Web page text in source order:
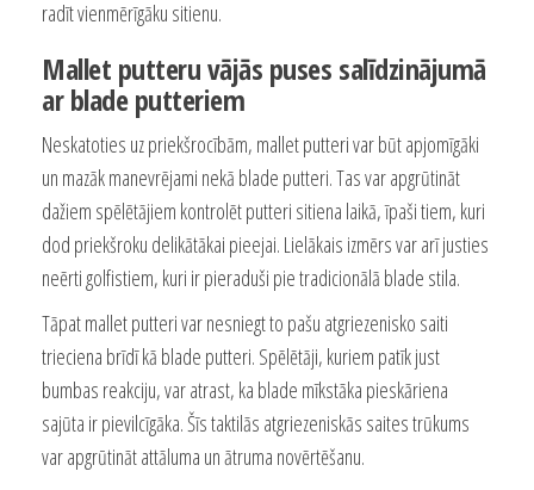
radīt vienmērīgāku sitienu.
Mallet putteru vājās puses salīdzinājumā
ar blade putteriem
Neskatoties uz priekšrocībām, mallet putteri var būt apjomīgāki
un mazāk manevrējami nekā blade putteri. Tas var apgrūtināt
dažiem spēlētājiem kontrolēt putteri sitiena laikā, īpaši tiem, kuri
dod priekšroku delikātākai pieejai. Lielākais izmērs var arī justies
neērti golfistiem, kuri ir pieraduši pie tradicionālā blade stila.
Tāpat mallet putteri var nesniegt to pašu atgriezenisko saiti
trieciena brīdī kā blade putteri. Spēlētāji, kuriem patīk just
bumbas reakciju, var atrast, ka blade mīkstāka pieskāriena
sajūta ir pievilcīgāka. Šīs taktilās atgriezeniskās saites trūkums
var apgrūtināt attāluma un ātruma novērtēšanu.